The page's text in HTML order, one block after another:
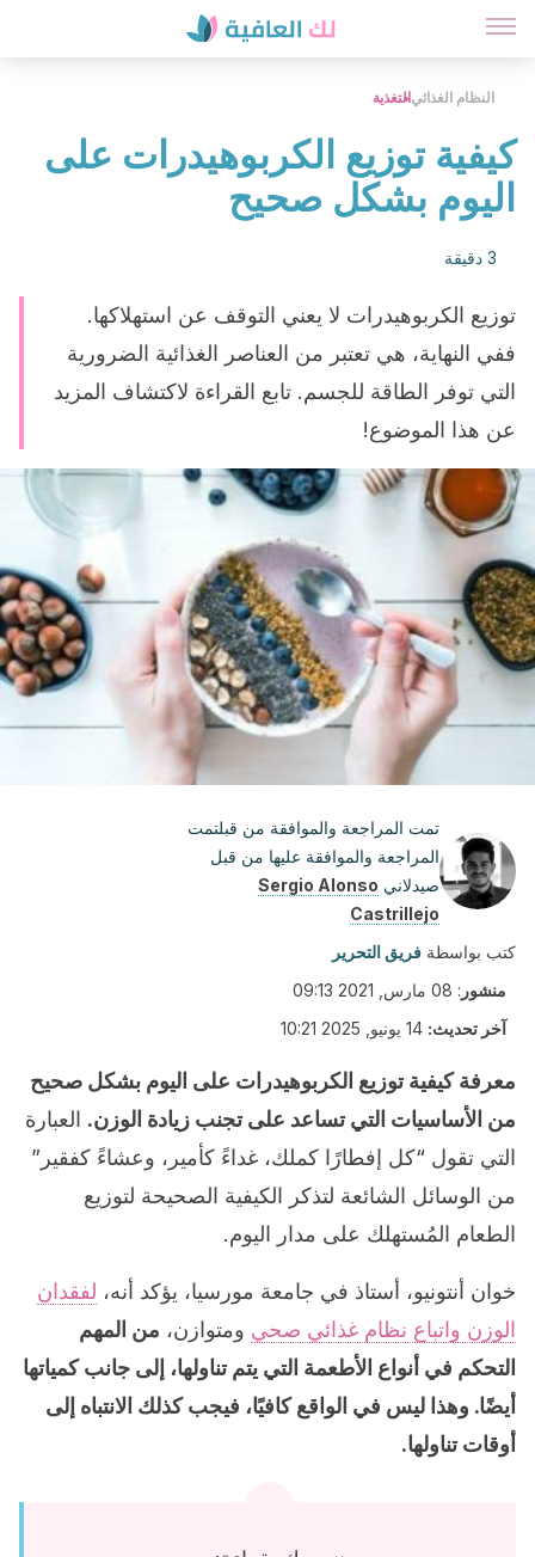
النظام الغذائيالتغذية
كيفية توزيع الكربوهيدرات على
اليوم بشكل صحيح
3 دقيقة
توزيع الكربوهيدرات لا يعني التوقف عن استهلاكها.
ففي النهاية، هي تعتبر من العناصر الغذائية الضرورية
التي توفر الطاقة للجسم. تابع القراءة لاكتشاف المزيد
عن هذا الموضوع!
تمت المراجعة والموافقة من قبلتمت
المراجعة والموافقة عليها من قبل
صيدلاني Sergio Alonso
Castrillejo
كتب بواسطة فريق التحرير
منشور : 08 مارس, 2021 09:13
آخر تحديث: 14 يونيو, 2025 10:21
معرفة كيفية توزيع الكربوهيدرات على اليوم بشكل صحيح
من الأساسيات التي تساعد على تجنب زيادة الوزن. العبارة
التي تقول “كل إفطارًا كملك، غداءً كأمير، وعشاءً كفقير”
من الوسائل الشائعة لتذكر الكيفية الصحيحة لتوزيع
الطعام المُستهلك على مدار اليوم.
خوان أنتونيو، أستاذ في جامعة مورسيا، يؤكد أنه، لفقدان
الوزن واتباع نظام غذائي صحي ومتوازن، من المهم
التحكم في أنواع الأطعمة التي يتم تناولها، إلى جانب كمياتها
أيضًا. وهذا ليس في الواقع كافيًا، فيجب كذلك الانتباه إلى
أوقات تناولها.